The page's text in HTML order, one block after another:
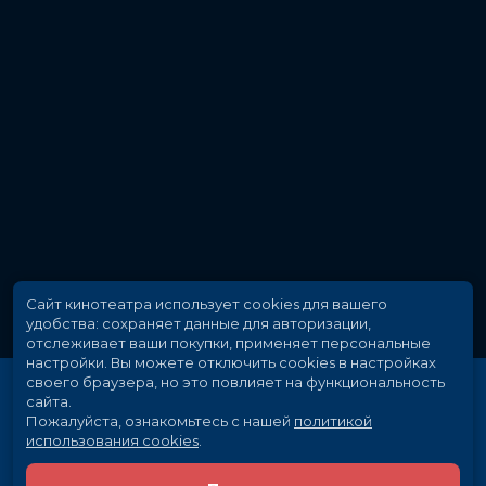
Сайт кинотеатра использует cookies для вашего
удобства: сохраняет данные для авторизации,
отслеживает ваши покупки, применяет персональные
настройки. Вы можете отключить cookies в настройках
своего браузера, но это повлияет на функциональность
сайта.
Пожалуйста, ознакомьтесь с нашей политикой
использования cookies